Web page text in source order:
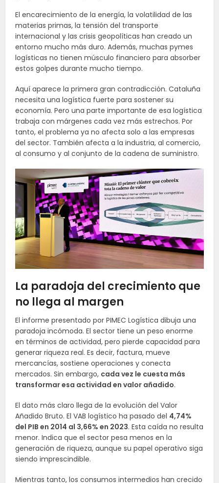
El encarecimiento de la energía, la volatilidad de las
materias primas, la tensión del transporte
internacional y las crisis geopolíticas han creado un
entorno mucho más duro. Además, muchas pymes
logísticas no tienen músculo financiero para absorber
estos golpes durante mucho tiempo.
Aquí aparece la primera gran contradicción. Cataluña
necesita una logística fuerte para sostener su
economía. Pero una parte importante de esa logística
trabaja con márgenes cada vez más estrechos. Por
tanto, el problema ya no afecta solo a las empresas
del sector. También afecta a la industria, al comercio,
al consumo y al conjunto de la cadena de suministro.
La paradoja del crecimiento que
no llega al margen
El informe presentado por PIMEC Logística dibuja una
paradoja incómoda. El sector tiene un peso enorme
en términos de actividad, pero pierde capacidad para
generar riqueza real. Es decir, factura, mueve
mercancías, sostiene operaciones y conecta
mercados. Sin embargo, cada vez le cuesta más
transformar esa actividad en valor añadido.
El dato más claro llega de la evolución del Valor
Añadido Bruto. El VAB logístico ha pasado del 4,74%
del PIB en 2014 al 3,66% en 2023. Esta caída no resulta
menor. Indica que el sector pesa menos en la
generación de riqueza, aunque su papel operativo siga
siendo imprescindible.
Mientras tanto, los consumos intermedios han crecido